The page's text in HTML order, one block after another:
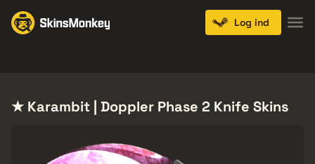
Log ind
★ Karambit | Doppler Phase 2 Knife Skins